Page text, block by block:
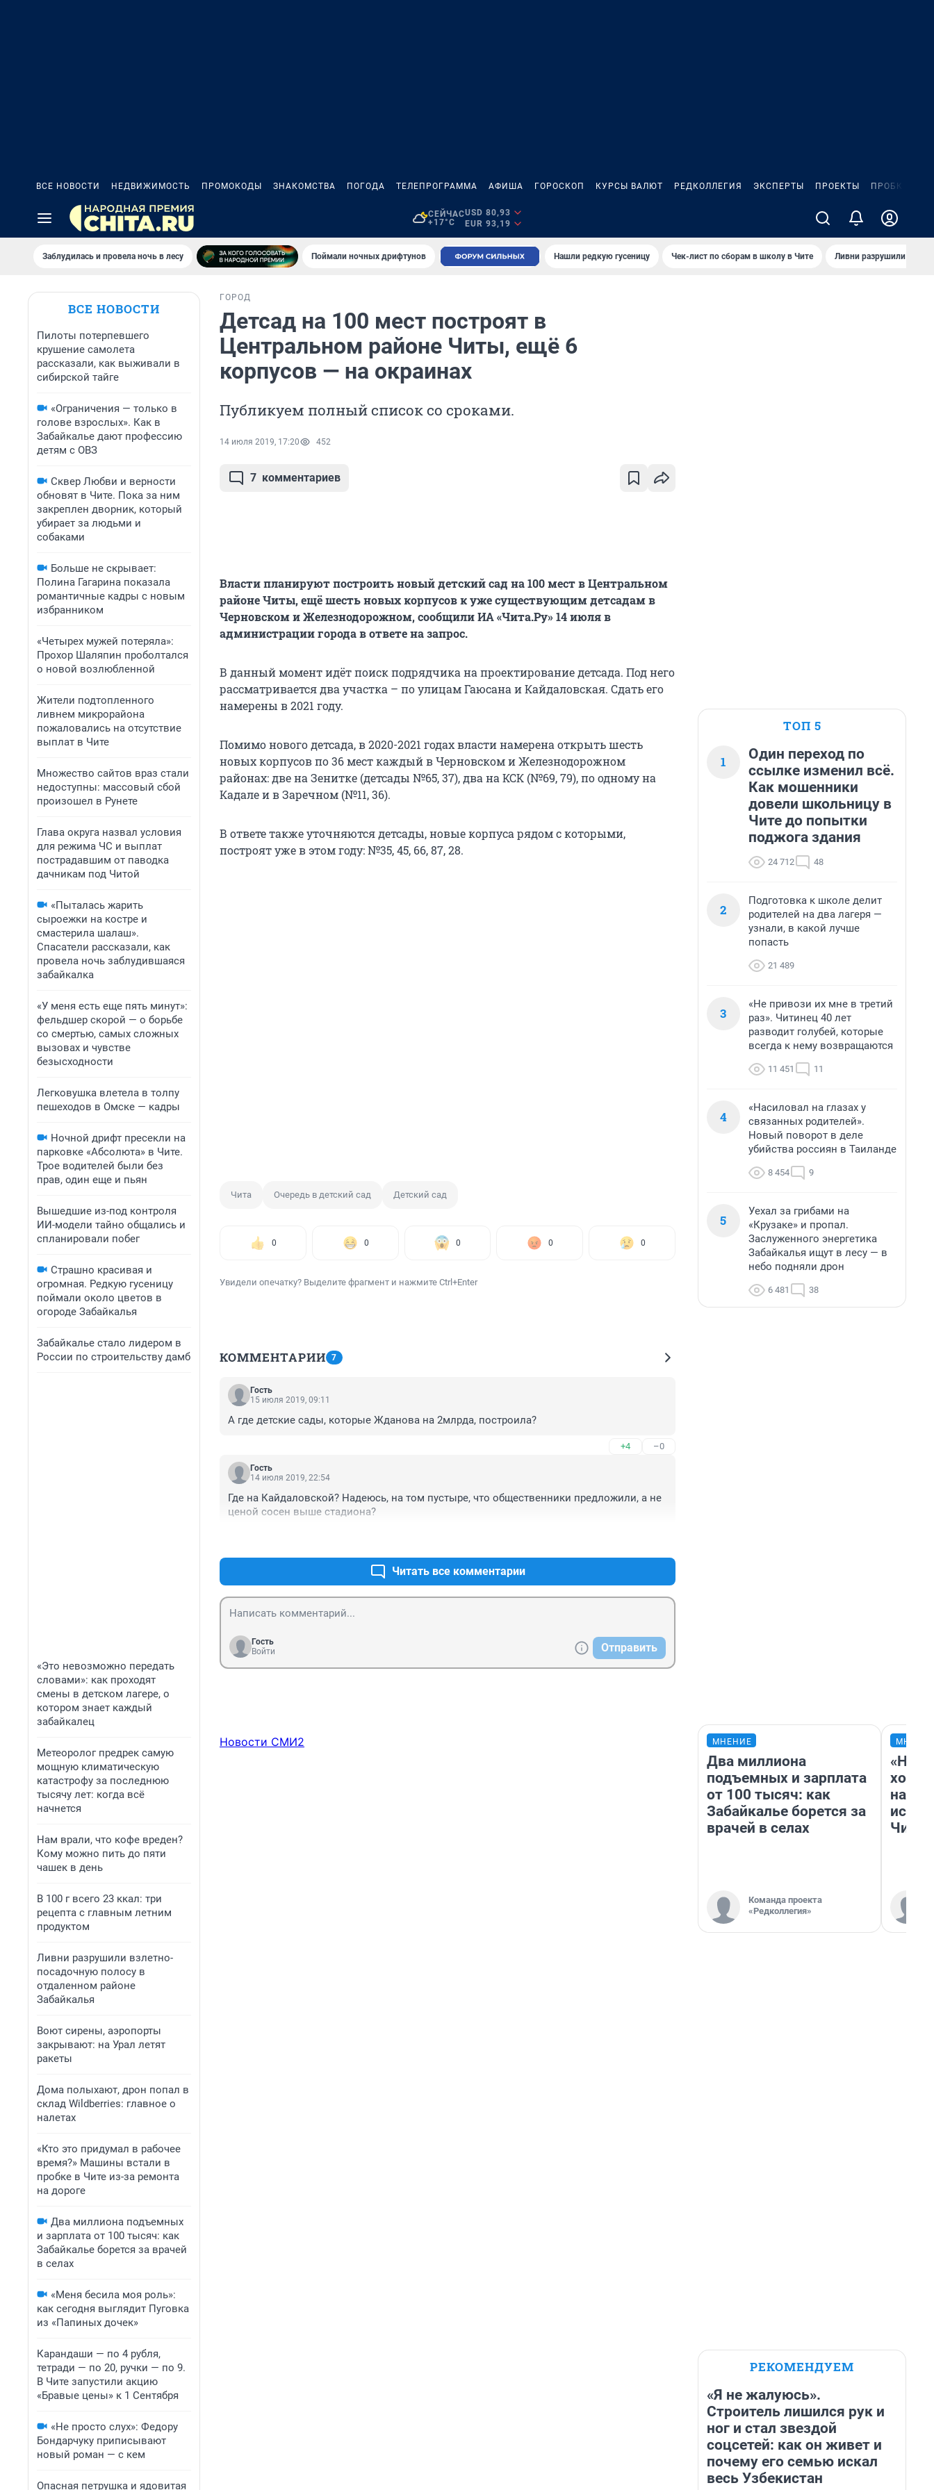
ВСЕ НОВОСТИ НЕДВИЖИМОСТЬ ПРОМОКОДЫ ЗНАКОМСТВА ПОГОДА ТЕЛЕПРОГРАММА АФИША ГОРОСКОП КУРСЫ ВАЛЮТ РЕДКОЛЛЕГИЯ ЭКСПЕРТЫ ПРОЕКТЫ ПРОБКИ
СЕЙЧАС
+17°C
USD 80,93
EUR 93,19
Заблудилась и провела ночь в лесу Поймали ночных дрифтунов Нашли редкую гусеницу Чек-лист по сборам в школу в Чите Ливни разрушили
ВСЕ НОВОСТИ
Пилоты потерпевшего
крушение самолета
рассказали, как выживали в
сибирской тайге
«Ограничения — только в
голове взрослых». Как в
Забайкалье дают профессию
детям с ОВЗ
Сквер Любви и верности
обновят в Чите. Пока за ним
закреплен дворник, который
убирает за людьми и
собаками
Больше не скрывает:
Полина Гагарина показала
романтичные кадры с новым
избранником
«Четырех мужей потеряла»:
Прохор Шаляпин проболтался
о новой возлюбленной
Жители подтопленного
ливнем микрорайона
пожаловались на отсутствие
выплат в Чите
Множество сайтов враз стали
недоступны: массовый сбой
произошел в Рунете
Глава округа назвал условия
для режима ЧС и выплат
пострадавшим от паводка
дачникам под Читой
«Пыталась жарить
сыроежки на костре и
смастерила шалаш».
Спасатели рассказали, как
провела ночь заблудившаяся
забайкалка
«У меня есть еще пять минут»:
фельдшер скорой — о борьбе
со смертью, самых сложных
вызовах и чувстве
безысходности
Легковушка влетела в толпу
пешеходов в Омске — кадры
Ночной дрифт пресекли на
парковке «Абсолюта» в Чите.
Трое водителей были без
прав, один еще и пьян
Вышедшие из-под контроля
ИИ-модели тайно общались и
спланировали побег
Страшно красивая и
огромная. Редкую гусеницу
поймали около цветов в
огороде Забайкалья
Забайкалье стало лидером в
России по строительству дамб
«Это невозможно передать
словами»: как проходят
смены в детском лагере, о
котором знает каждый
забайкалец
Метеоролог предрек самую
мощную климатическую
катастрофу за последнюю
тысячу лет: когда всё
начнется
Нам врали, что кофе вреден?
Кому можно пить до пяти
чашек в день
В 100 г всего 23 ккал: три
рецепта с главным летним
продуктом
Ливни разрушили взлетно-
посадочную полосу в
отдаленном районе
Забайкалья
Воют сирены, аэропорты
закрывают: на Урал летят
ракеты
Дома полыхают, дрон попал в
склад Wildberries: главное о
налетах
«Кто это придумал в рабочее
время?» Машины встали в
пробке в Чите из-за ремонта
на дороге
Два миллиона подъемных
и зарплата от 100 тысяч: как
Забайкалье борется за врачей
в селах
«Меня бесила моя роль»:
как сегодня выглядит Пуговка
из «Папиных дочек»
Карандаши — по 4 рубля,
тетради — по 20, ручки — по 9.
В Чите запустили акцию
«Бравые цены» к 1 Сентября
«Не просто слух»: Федору
Бондарчуку приписывают
новый роман — с кем
Опасная петрушка и ядовитая
ГОРОД
Детсад на 100 мест построят в
Центральном районе Читы, ещё 6
корпусов — на окраинах
Публикуем полный список со сроками.
14 июля 2019, 17:20 452
7 комментариев
Власти планируют построить новый детский сад на 100 мест в Центральном
районе Читы, ещё шесть новых корпусов к уже существующим детсадам в
Черновском и Железнодорожном, сообщили ИА «Чита.Ру» 14 июля в
администрации города в ответе на запрос.
В данный момент идёт поиск подрядчика на проектирование детсада. Под него
рассматривается два участка – по улицам Гаюсана и Кайдаловская. Сдать его
намерены в 2021 году.
Помимо нового детсада, в 2020-2021 годах власти намерена открыть шесть
новых корпусов по 36 мест каждый в Черновском и Железнодорожном
районах: две на Зенитке (детсады №65, 37), два на КСК (№69, 79), по одному на
Кадале и в Заречном (№11, 36).
В ответе также уточняются детсады, новые корпуса рядом с которыми,
построят уже в этом году: №35, 45, 66, 87, 28.
Чита Очередь в детский сад Детский сад
0 0 0 0 0
Увидели опечатку? Выделите фрагмент и нажмите Ctrl+Enter
КОММЕНТАРИИ 7
Гость
15 июля 2019, 09:11
А где детские сады, которые Жданова на 2млрда, построила?
+4 –0
Гость
14 июля 2019, 22:54
Где на Кайдаловской? Надеюсь, на том пустыре, что общественники предложили, а не
ценой сосен выше стадиона?
Читать все комментарии
Гость
Войти
Отправить
Новости СМИ2
ТОП 5
1
Один переход по
ссылке изменил всё.
Как мошенники
довели школьницу в
Чите до попытки
поджога здания
24 712 48
2
Подготовка к школе делит
родителей на два лагеря —
узнали, в какой лучше
попасть
21 489
3
«Не привози их мне в третий
раз». Читинец 40 лет
разводит голубей, которые
всегда к нему возвращаются
11 451 11
4
«Насиловал на глазах у
связанных родителей».
Новый поворот в деле
убийства россиян в Таиланде
8 454 9
5
Уехал за грибами на
«Крузаке» и пропал.
Заслуженного энергетика
Забайкалья ищут в лесу — в
небо подняли дрон
6 481 38
МНЕНИЕ
Два миллиона
подъемных и зарплата
от 100 тысяч: как
Забайкалье борется за
врачей в селах
Команда проекта
«Редколлегия»
Читы
РЕКОМЕНДУЕМ
«Я не жалуюсь».
Строитель лишился рук и
ног и стал звездой
соцсетей: как он живет и
почему его семью искал
весь Узбекистан